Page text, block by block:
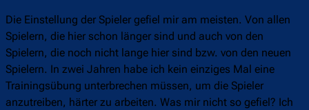
Die Einstellung der Spieler gefiel mir am meisten. Von allen
Spielern, die hier schon länger sind und auch von den
Spielern, die noch nicht lange hier sind bzw. von den neuen
Spielern. In zwei Jahren habe ich kein einziges Mal eine
Trainingsübung unterbrechen müssen, um die Spieler
anzutreiben, härter zu arbeiten. Was mir nicht so gefiel? Ich